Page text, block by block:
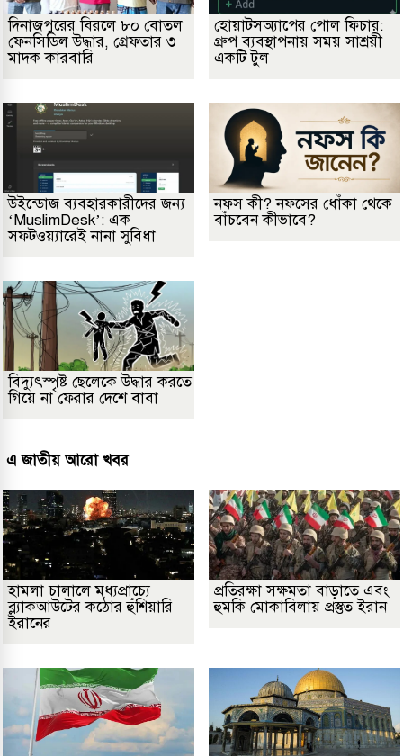
দিনাজপুরের বিরলে ৮০ বোতল
ফেনসিডিল উদ্ধার, গ্রেফতার ৩
মাদক কারবারি
হোয়াটসঅ্যাপের পোল ফিচার:
গ্রুপ ব্যবস্থাপনায় সময় সাশ্রয়ী
একটি টুল
উইন্ডোজ ব্যবহারকারীদের জন্য
‘MuslimDesk’: এক
সফটওয়্যারেই নানা সুবিধা
নফস কী? নফসের ধোঁকা থেকে
বাঁচবেন কীভাবে?
বিদ্যুৎস্পৃষ্ট ছেলেকে উদ্ধার করতে
গিয়ে না ফেরার দেশে বাবা
এ জাতীয় আরো খবর
হামলা চালালে মধ্যপ্রাচ্যে
ব্ল্যাকআউটের কঠোর হুঁশিয়ারি
ইরানের
প্রতিরক্ষা সক্ষমতা বাড়াতে এবং
হুমকি মোকাবিলায় প্রস্তুত ইরান